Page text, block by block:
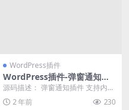
WordPress插件
WordPress插件-弹窗通知插
件 支持内容自定义
源码描述： 弹窗通知插件 支持内容
自定义 源码截图：
2 年前 230